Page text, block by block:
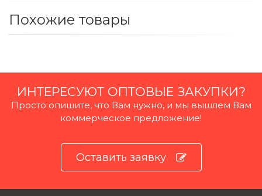
Похожие товары
ИНТЕРЕСУЮТ ОПТОВЫЕ ЗАКУПКИ?
Просто опишите, что Вам нужно, и мы вышлем Вам
коммерческое предложение!
Оставить заявку